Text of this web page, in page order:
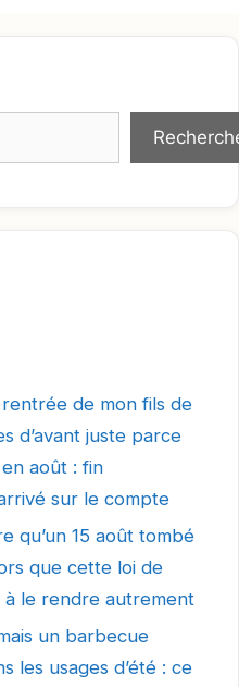
de mon fils de
d’avant juste parce
août : fin
sur le compte
qu’un 15 août tombé
que cette loi de
à le rendre autrement
un barbecue
les usages d’été : ce